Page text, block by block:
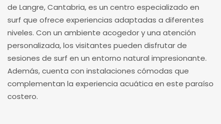
de Langre, Cantabria, es un centro especializado en
surf que ofrece experiencias adaptadas a diferentes
niveles. Con un ambiente acogedor y una atención
personalizada, los visitantes pueden disfrutar de
sesiones de surf en un entorno natural impresionante.
Además, cuenta con instalaciones cómodas que
complementan la experiencia acuática en este paraíso
costero.